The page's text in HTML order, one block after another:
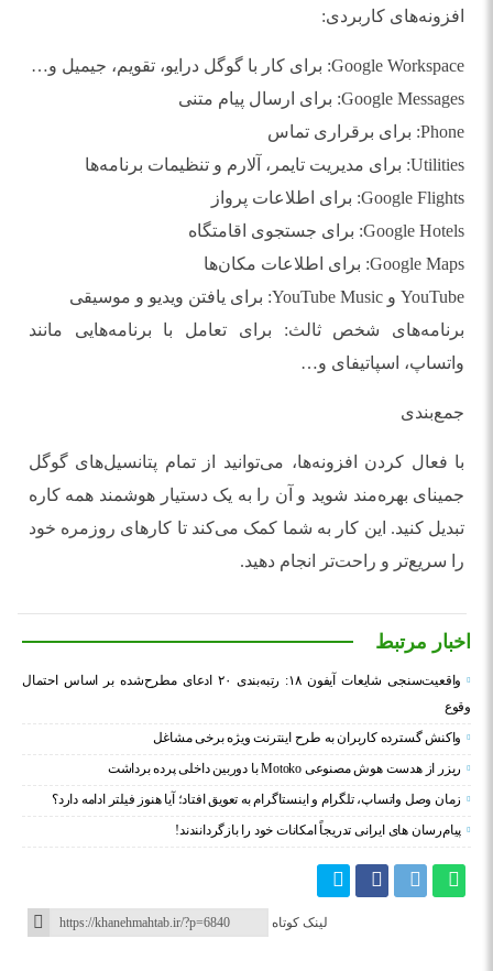
افزونه‌های کاربردی:
Google Workspace: برای کار با گوگل درایو، تقویم، جیمیل و…
Google Messages: برای ارسال پیام متنی
Phone: برای برقراری تماس
Utilities: برای مدیریت تایمر، آلارم و تنظیمات برنامه‌ها
Google Flights: برای اطلاعات پرواز
Google Hotels: برای جستجوی اقامتگاه
Google Maps: برای اطلاعات مکان‌ها
YouTube و YouTube Music: برای یافتن ویدیو و موسیقی
برنامه‌های شخص ثالث: برای تعامل با برنامه‌هایی مانند
واتساپ، اسپاتیفای و…
جمع‌بندی
با فعال کردن افزونه‌ها، می‌توانید از تمام پتانسیل‌های گوگل
جمینای بهره‌مند شوید و آن را به یک دستیار هوشمند همه کاره
تبدیل کنید. این کار به شما کمک می‌کند تا کارهای روزمره خود
را سریع‌تر و راحت‌تر انجام دهید.
اخبار مرتبط
واقعیت‌سنجی شایعات آیفون ۱۸: رتبه‌بندی ۲۰ ادعای مطرح‌شده بر اساس احتمال
وقوع
واکنش گسترده کاربران به طرح اینترنت ویژه برخی مشاغل
ریزر از هدست هوش مصنوعی Motoko با دوربین داخلی پرده برداشت
زمان وصل واتساپ، تلگرام و اینستاگرام به تعویق افتاد؛ آیا هنوز فیلتر ادامه دارد؟
پیام‌رسان‌ های ایرانی تدریجاً امکانات خود را بازگردانندند!
لینک کوتاه